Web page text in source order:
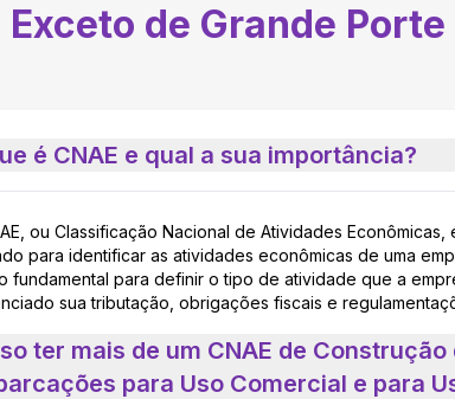
de Grande Porte
é CNAE e qual a sua importância?
ou Classificação Nacional de Atividades Econômicas,
para identificar as atividades econômicas de uma
fundamental para definir o tipo de atividade que a
sua tributação, obrigações fiscais e
ter mais de um CNAE de Construção
para Uso Comercial e para